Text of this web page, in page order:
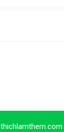
thichlamthem.com